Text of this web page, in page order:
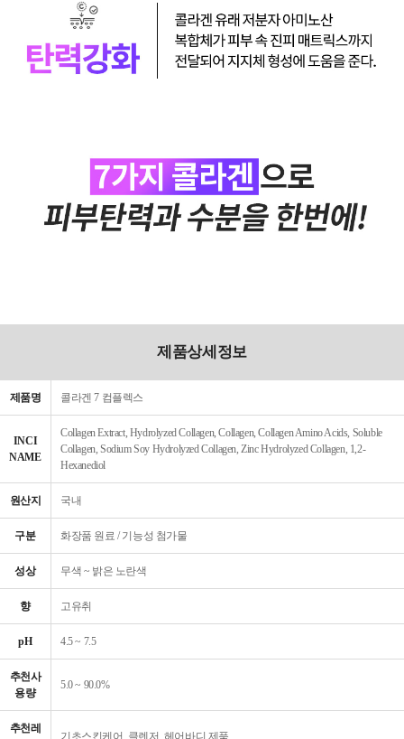
제품상세정보
제품명 콜라겐 7 컴플렉스
INCI
NAME
Collagen Extract, Hydrolyzed Collagen, Collagen, Collagen Amino Acids, Soluble
Collagen, Sodium Soy Hydrolyzed Collagen, Zinc Hydrolyzed Collagen, 1,2-
Hexanediol
원산지 국내
구분 화장품 원료 / 기능성 첨가물
성상 무색 ~ 밝은 노란색
향 고유취
pH 4.5 ~ 7.5
추천사
용량
5.0 ~ 90.0%
추천레
기초스킨케어, 클렌저, 헤어바디 제품